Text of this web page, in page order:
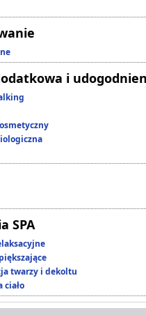
i
SPA
twarzy i dekoltu
ciało